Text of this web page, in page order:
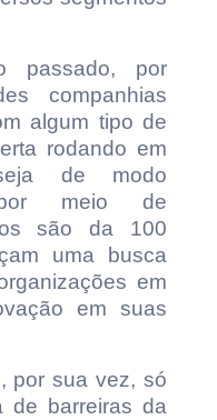
passado, por
companhias
algum tipo de
rodando em
de modo
meio de
são da 100
uma busca
em
em suas
por sua vez, só
de barreiras da